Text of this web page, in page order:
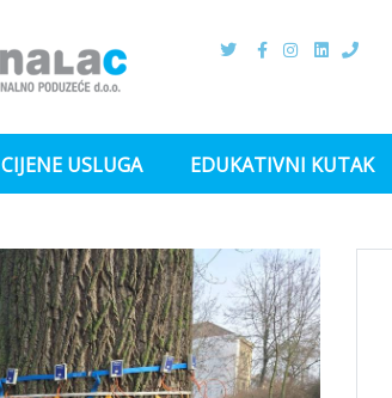
CIJENE USLUGA EDUKATIVNI KUTAK